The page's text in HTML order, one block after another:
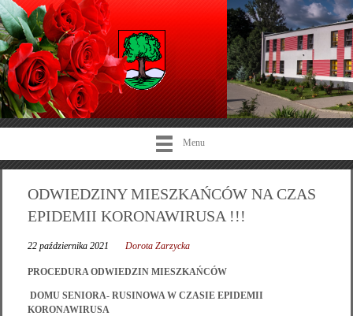
Menu
ODWIEDZINY MIESZKAŃCÓW NA CZAS
EPIDEMII KORONAWIRUSA !!!
22 października 2021 Dorota Zarzycka
PROCEDURA ODWIEDZIN MIESZKAŃCÓW
DOMU SENIORA- RUSINOWA W CZASIE EPIDEMII
KORONAWIRUSA